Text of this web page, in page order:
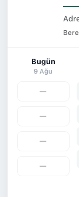
Bugün
9 Ağu
—
—
—
—